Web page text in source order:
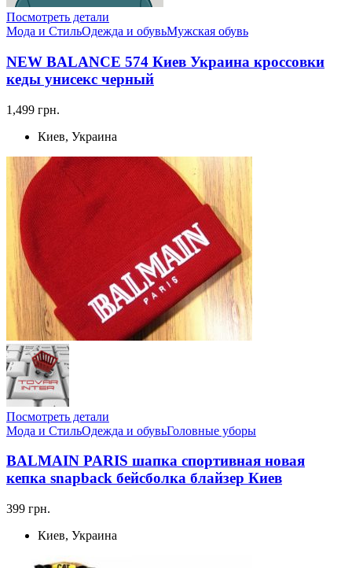
Посмотреть детали
Мода и СтильОдежда и обувьМужская обувь
NEW BALANCE 574 Киев Украина кроссовки
кеды унисекс черный
1,499 грн.
Киев, Украина
Посмотреть детали
Мода и СтильОдежда и обувьГоловные уборы
BALMAIN PARIS шапка спортивная новая
кепка snapback бейсболка блайзер Киев
399 грн.
Киев, Украина